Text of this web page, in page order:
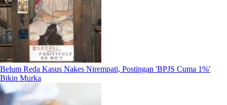
Belum Reda Kasus Nakes Nirempati, Postingan 'BPJS Cuma 1%'
Bikin Murka